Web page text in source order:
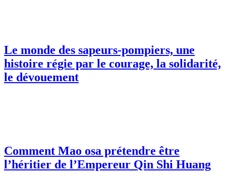
Le monde des sapeurs-pompiers, une
histoire régie par le courage, la solidarité,
le dévouement
Comment Mao osa prétendre être
l’héritier de l’Empereur Qin Shi Huang